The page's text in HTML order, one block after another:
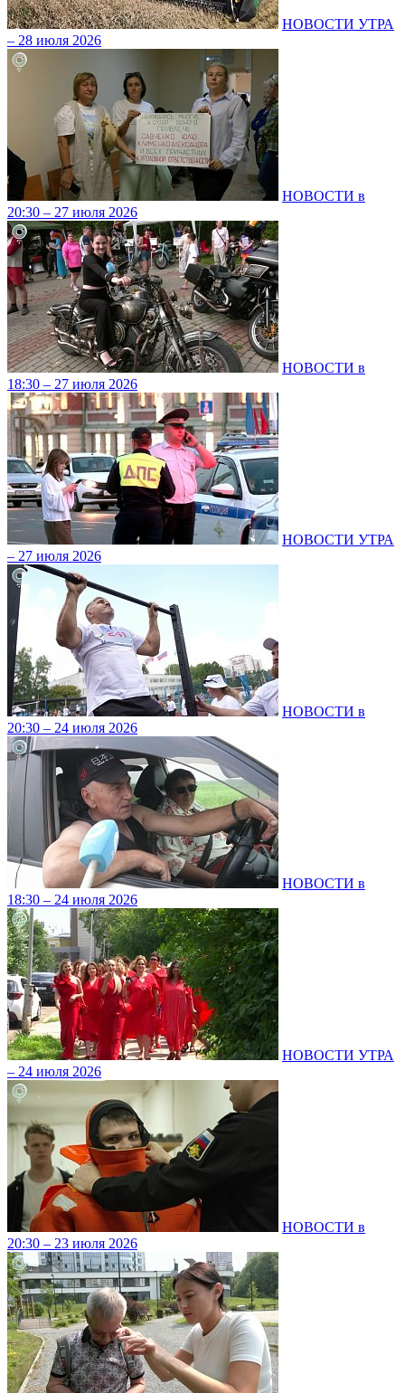
НОВОСТИ УТРА
– 28 июля 2026
НОВОСТИ в
20:30 – 27 июля 2026
НОВОСТИ в
18:30 – 27 июля 2026
НОВОСТИ УТРА
– 27 июля 2026
НОВОСТИ в
20:30 – 24 июля 2026
НОВОСТИ в
18:30 – 24 июля 2026
НОВОСТИ УТРА
– 24 июля 2026
НОВОСТИ в
20:30 – 23 июля 2026